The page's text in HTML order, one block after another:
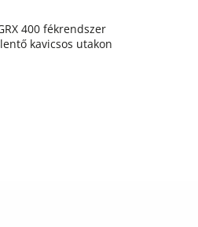
400 fékrendszer
kavicsos utakon